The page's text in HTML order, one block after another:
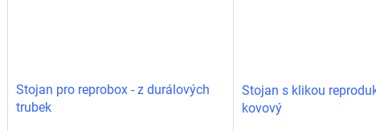
Stojan pro reprobox - z durálových
trubek
Stojan s klikou
kovový